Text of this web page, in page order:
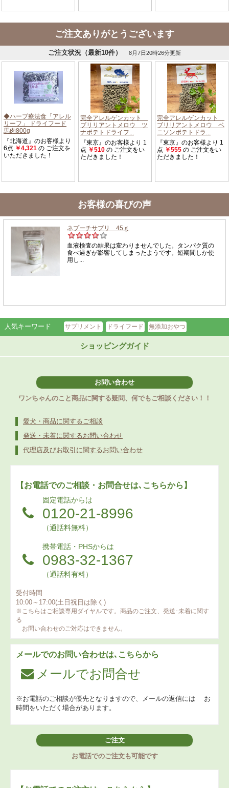
ご注文ありがとうございます
お客様の喜びの声
人気キーワード サプリメント ドライフード 無添加おやつ
ショッピングガイド
お問い合わせ
ワンちゃんのこと商品に関する疑問、何でもご相談ください！！
愛犬・商品に関するご相談
発送・未着に関するお問い合わせ
代理店及びお取引に関するお問い合わせ
【お電話でのご相談・お問合せは､こちらから】
固定電話からは
0120-21-8996
（通話料無料）
携帯電話・PHSからは
0983-32-1367
（通話料有料）
受付時間
10:00～17:00(土日祝日は除く)
※こちらはご相談専用ダイヤルです。商品のご注文、発送･未着に関す
る
お問い合わせのご対応はできません。
メールでのお問い合わせは､こちらから
メールでお問合せ
※お電話のご相談が優先となりますので、メールの返信には お
時間をいただく場合があります。
ご注文
お電話でのご注文も可能です